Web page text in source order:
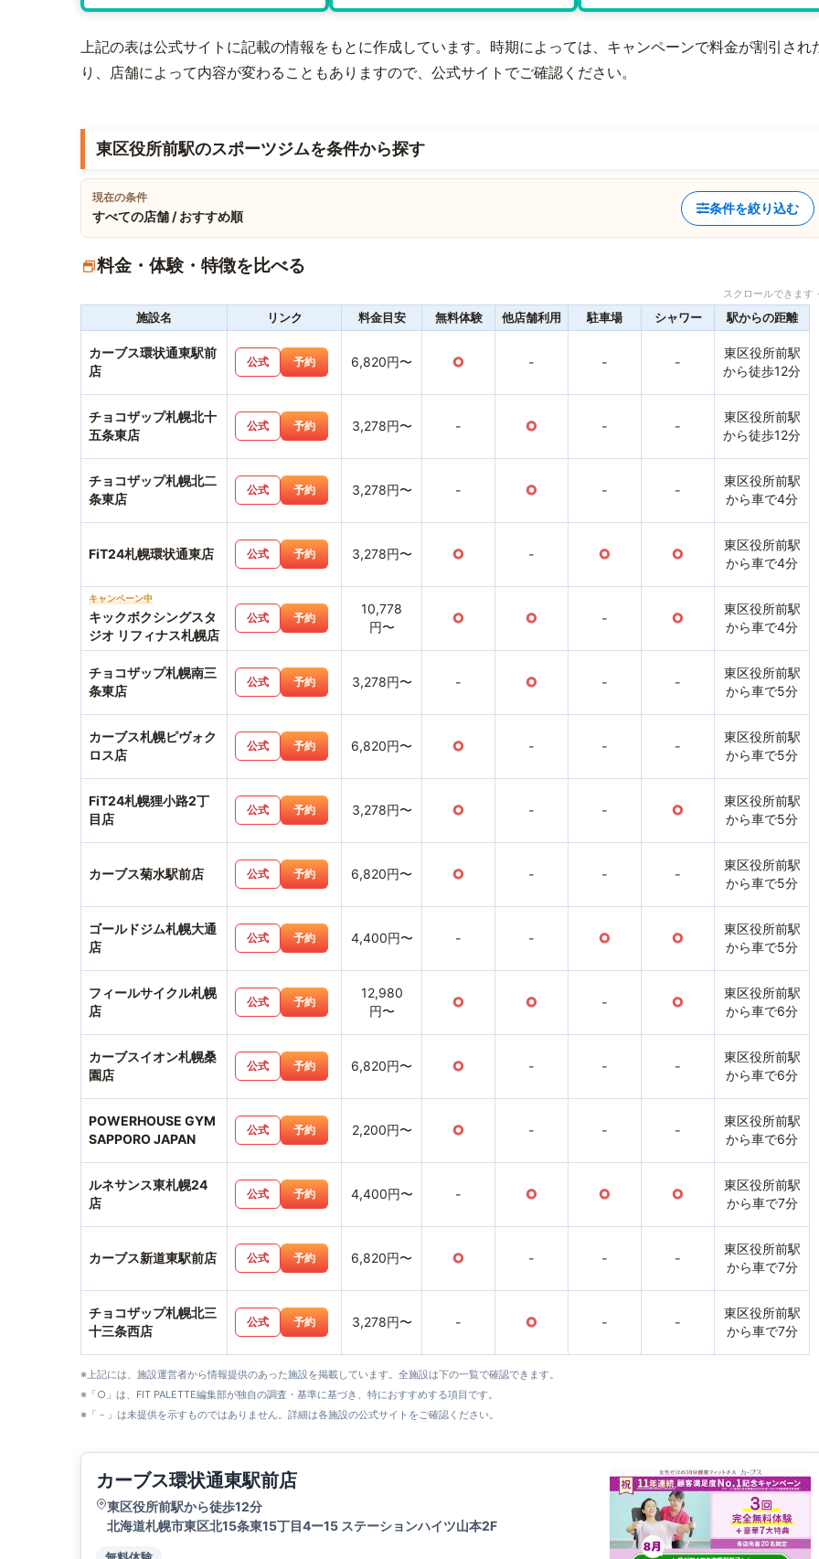
上記の表は公式サイトに記載の情報をもとに作成しています。時期によっては、キャンペーンで料金が割引され
り、店舗によって内容が変わることもありますので、公式サイトでご確認ください。
東区役所前駅のスポーツジムを条件から探す
現在の条件
すべての店舗 / おすすめ順
条件を絞り込む
料金・体験・特徴を比べる
スクロールできま
施設名 リンク 料金目安 無料体験 他店舗利用 駐車場 シャワー 駅からの距離
カーブス環状通東駅前
店
公式 予約 6,820円〜 ○ - - -
東区役所前駅
から徒歩12分
チョコザップ札幌北十
五条東店
公式 予約 3,278円〜 - ○ - -
東区役所前駅
から徒歩12分
チョコザップ札幌北二
条東店
公式 予約 3,278円〜 - ○ - -
東区役所前駅
から車で4分
FiT24札幌環状通東店 公式 予約 3,278円〜 ○ - ○ ○
東区役所前駅
から車で4分
キャンペーン中
キックボクシングスタ
ジオ リフィナス札幌店
公式 予約
10,778
円〜
○ ○ - ○
東区役所前駅
から車で4分
チョコザップ札幌南三
条東店
公式 予約 3,278円〜 - ○ - -
東区役所前駅
から車で5分
カーブス札幌ピヴォク
ロス店
公式 予約 6,820円〜 ○ - - -
東区役所前駅
から車で5分
FiT24札幌狸小路2丁
目店
公式 予約 3,278円〜 ○ - - ○
東区役所前駅
から車で5分
カーブス菊水駅前店 公式 予約 6,820円〜 ○ - - -
東区役所前駅
から車で5分
ゴールドジム札幌大通
店
公式 予約 4,400円〜 - - ○ ○
東区役所前駅
から車で5分
フィールサイクル札幌
店
公式 予約
12,980
円〜
○ ○ - ○
東区役所前駅
から車で6分
カーブスイオン札幌桑
園店
公式 予約 6,820円〜 ○ - - -
東区役所前駅
から車で6分
POWERHOUSE GYM
SAPPORO JAPAN
公式 予約 2,200円〜 ○ - - -
東区役所前駅
から車で6分
ルネサンス東札幌24
店
公式 予約 4,400円〜 - ○ ○ ○
東区役所前駅
から車で7分
カーブス新道東駅前店 公式 予約 6,820円〜 ○ - - -
東区役所前駅
から車で7分
チョコザップ札幌北三
十三条西店
公式 予約 3,278円〜 - ○ - -
東区役所前駅
から車で7分
※上記には、施設運営者から情報提供のあった施設を掲載しています。全施設は下の一覧で確認できます。
※「○」は、FIT PALETTE編集部が独自の調査・基準に基づき、特におすすめする項目です。
※「－」は未提供を示すものではありません。詳細は各施設の公式サイトをご確認ください。
カーブス環状通東駅前店
東区役所前駅から徒歩12分
北海道札幌市東区北15条東15丁目4ー15 ステーションハイツ山本2F